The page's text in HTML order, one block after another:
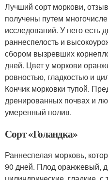
Лучший сорт моркови,
получены путем
исследований. У него есть
раннеспелость и
сбором вызревших
дней. Цвет у моркови
ровностью, гладкостью и
Кончик морковки тупой.
дренированных почвах и
умеренный полив.
Сорт «Голандка»
Раннеспелая морковь,
90 дней. Плод оранжевый,